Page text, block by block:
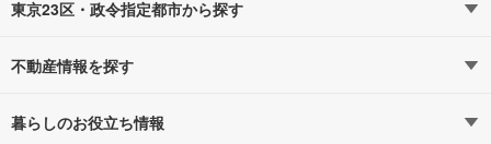
東京23区・政令指定都市から探す
東京23区
仙台市
不動産情報を探す
不動産・住宅
暮らしのお役立ち情報